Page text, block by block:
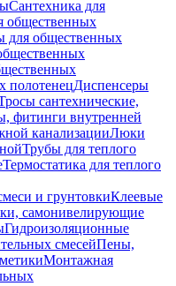
Сантехника для
общественных
для общественных
полотенецДиспенсеры
сантехнические,
фитинги внутренней
канализацииЛюки
Трубы для теплого
Термостатика для теплого
и грунтовкиКлеевые
самонивелирующие
Гидроизоляционные
смесейПены,
Монтажная